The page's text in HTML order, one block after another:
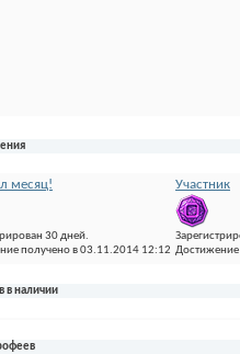
месяц!
30 дней.
получено в 03.11.2014 12:12
Участник
в наличии